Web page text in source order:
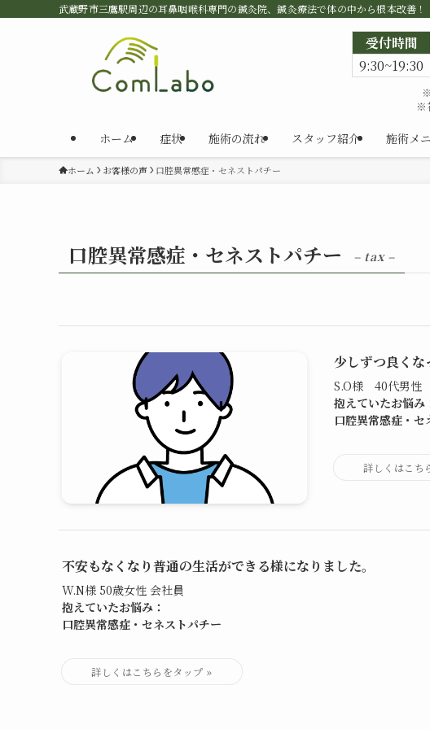
武蔵野市三鷹駅周辺の耳鼻咽喉科専門の鍼灸院、鍼灸療法で体の中から根本改善！
ホーム 症状 施術の流れ スタッフ紹介 施術メ
受付時間
9:30~19:30
※
ホーム お客様の声 口腔異常感症・セネストパチー
口腔異常感症・セネストパチー – tax –
少しずつ良くな
S.O様 40代男性
抱えていたお悩み
口腔異常感症・セ
不安もなくなり普通の生活ができる様になりました。
W.N様 50歳女性 会社員
抱えていたお悩み：
口腔異常感症・セネストパチー